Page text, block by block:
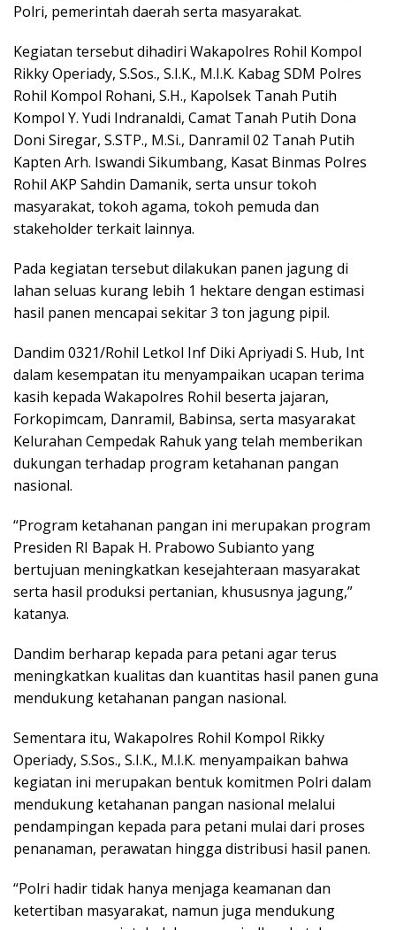
Polri, pemerintah daerah serta masyarakat.
Kegiatan tersebut dihadiri Wakapolres Rohil Kompol
Rikky Operiady, S.Sos., S.I.K., M.I.K. Kabag SDM Polres
Rohil Kompol Rohani, S.H., Kapolsek Tanah Putih
Kompol Y. Yudi Indranaldi, Camat Tanah Putih Dona
Doni Siregar, S.STP., M.Si., Danramil 02 Tanah Putih
Kapten Arh. Iswandi Sikumbang, Kasat Binmas Polres
Rohil AKP Sahdin Damanik, serta unsur tokoh
masyarakat, tokoh agama, tokoh pemuda dan
stakeholder terkait lainnya.
Pada kegiatan tersebut dilakukan panen jagung di
lahan seluas kurang lebih 1 hektare dengan estimasi
hasil panen mencapai sekitar 3 ton jagung pipil.
Dandim 0321/Rohil Letkol Inf Diki Apriyadi S. Hub, Int
dalam kesempatan itu menyampaikan ucapan terima
kasih kepada Wakapolres Rohil beserta jajaran,
Forkopimcam, Danramil, Babinsa, serta masyarakat
Kelurahan Cempedak Rahuk yang telah memberikan
dukungan terhadap program ketahanan pangan
nasional.
“Program ketahanan pangan ini merupakan program
Presiden RI Bapak H. Prabowo Subianto yang
bertujuan meningkatkan kesejahteraan masyarakat
serta hasil produksi pertanian, khususnya jagung,”
katanya.
Dandim berharap kepada para petani agar terus
meningkatkan kualitas dan kuantitas hasil panen guna
mendukung ketahanan pangan nasional.
Sementara itu, Wakapolres Rohil Kompol Rikky
Operiady, S.Sos., S.I.K., M.I.K. menyampaikan bahwa
kegiatan ini merupakan bentuk komitmen Polri dalam
mendukung ketahanan pangan nasional melalui
pendampingan kepada para petani mulai dari proses
penanaman, perawatan hingga distribusi hasil panen.
“Polri hadir tidak hanya menjaga keamanan dan
ketertiban masyarakat, namun juga mendukung